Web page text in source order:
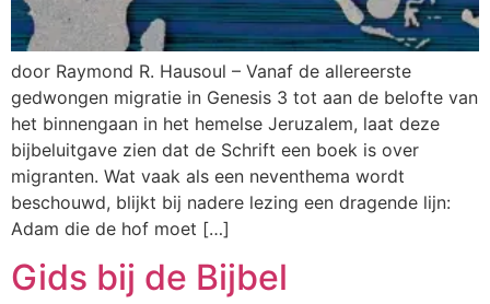
door Raymond R. Hausoul – Vanaf de allereerste
gedwongen migratie in Genesis 3 tot aan de belofte van
het binnengaan in het hemelse Jeruzalem, laat deze
bijbeluitgave zien dat de Schrift een boek is over
migranten. Wat vaak als een neventhema wordt
beschouwd, blijkt bij nadere lezing een dragende lijn:
Adam die de hof moet […]
Gids bij de Bijbel